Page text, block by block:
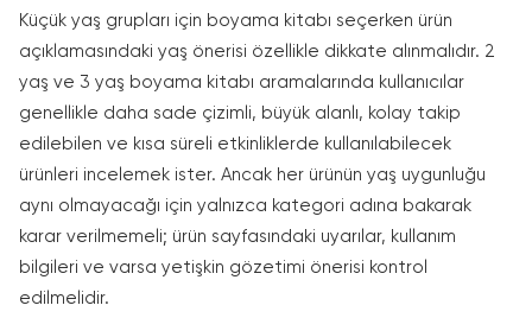
Küçük yaş grupları için boyama kitabı seçerken ürün
açıklamasındaki yaş önerisi özellikle dikkate alınmalıdır. 2
yaş ve 3 yaş boyama kitabı aramalarında kullanıcılar
genellikle daha sade çizimli, büyük alanlı, kolay takip
edilebilen ve kısa süreli etkinliklerde kullanılabilecek
ürünleri incelemek ister. Ancak her ürünün yaş uygunluğu
aynı olmayacağı için yalnızca kategori adına bakarak
karar verilmemeli; ürün sayfasındaki uyarılar, kullanım
bilgileri ve varsa yetişkin gözetimi önerisi kontrol
edilmelidir.